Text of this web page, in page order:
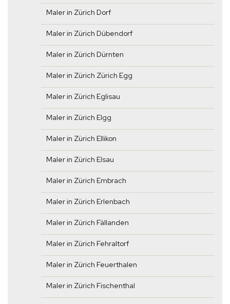
Maler in Zürich Dorf
Maler in Zürich Dübendorf
Maler in Zürich Dürnten
Maler in Zürich Zürich Egg
Maler in Zürich Eglisau
Maler in Zürich Elgg
Maler in Zürich Ellikon
Maler in Zürich Elsau
Maler in Zürich Embrach
Maler in Zürich Erlenbach
Maler in Zürich Fällanden
Maler in Zürich Fehraltorf
Maler in Zürich Feuerthalen
Maler in Zürich Fischenthal